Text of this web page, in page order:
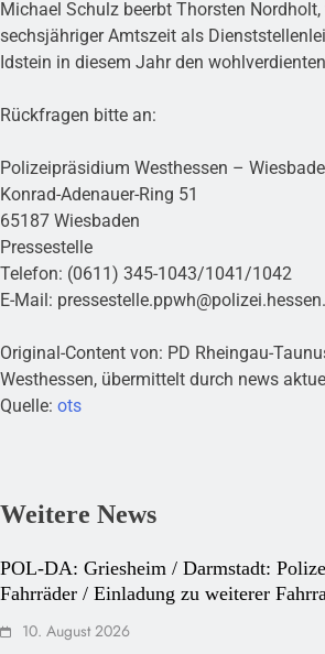
Michael Schulz beerbt Thorsten
sechsjähriger Amtszeit als
Idstein in diesem Jahr den
Rückfragen bitte an:
Polizeipräsidium Westhessen –
Konrad-Adenauer-Ring 51
65187 Wiesbaden
Pressestelle
Telefon: (0611) 345-1043/1041/1042
E-Mail:
Original-Content von: PD Rheingau-
Westhessen, übermittelt durch news aktuell
Quelle: ots
Weitere News
POL-DA: Griesheim / Darmstadt:
Fahrräder / Einladung zu weiterer
10. August 2026